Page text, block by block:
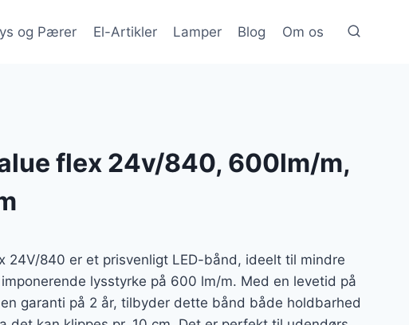
og Pærer El-Artikler Lamper Blog Om os
flex 24v/840, 600lm/m,
24V/840 er et prisvenligt LED-bånd, ideelt til mindre
lysstyrke på 600 lm/m. Med en levetid på
garanti på 2 år, tilbyder dette bånd både holdbarhed